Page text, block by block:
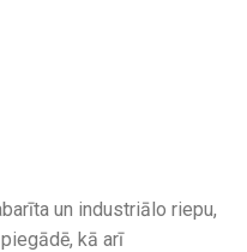
un industriālo riepu,
kā arī